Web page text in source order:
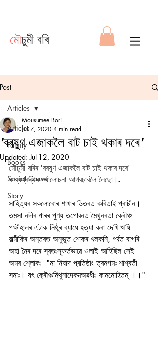
মৌচুমী বৰি
Post
Articles
Family
Books
Social Cause
Story
Articles
'বৰষুণ এজাকলৈ বাট চাই থকাৰ দৰে'
Mousumee Bori
Jul 7, 2020 4 min read
Updated:Jul 12, 2020
মৌচুমী বৰিৰ 'বৰষুণ এজাকলৈ বাট চাই থকাৰ দৰে'
কাব্যগ্ৰন্থৰ পৰ্যালোচনা আগবঢ়াবলৈ লৈছো। .
সাহিত্যৰ সকলোবোৰ শাখাৰ ভিতৰত কবিতাই প্ৰাচীন।
তমসা নদীৰ পাৰৰ পুণ্য তপোবনত মৈথুনৰতা ক্ৰৌঞ্চ
পক্ষীহালৰ এটাক নিষ্ঠুৰ ব্যাধে হত্যা কৰা দেখি ঋষি
বাল্মীকিৰ অন্তৰত অনুভূত শোকৰ খলকনি, পৰ্বত বাগৰি
অহা নৈৰ দৰে স্বতঃস্ফূৰ্তভাৱে ওলাই আহিছিল সেই
অমৰ শ্লোকঃ  "মা নিষাদ প্ৰতিষ্ঠাং ত্বমগমঃ শাশ্বতী
সমাঃ। যৎ ক্ৰৌঞ্চমিথুনাদেকমঅৱধীঃ কামমোহিতম্ ।।"